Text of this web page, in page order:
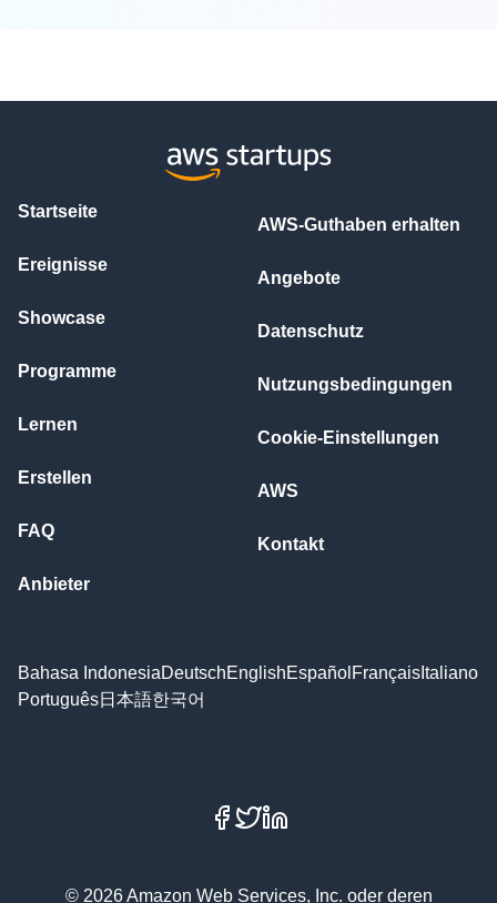
Startseite
Ereignisse
Showcase
Programme
Lernen
Erstellen
FAQ
Anbieter
AWS-Guthaben erhalten
Angebote
Datenschutz
Nutzungsbedingungen
Cookie-Einstellungen
AWS
Kontakt
Bahasa IndonesiaDeutschEnglishEspañol Français Italiano
Português日本語한국어
Facebook
X
© 2026 Amazon Web Services, Inc. oder deren